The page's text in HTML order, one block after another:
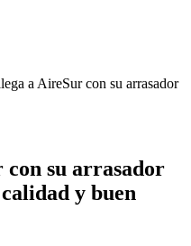
a AireSur con su arrasador
su arrasador
y buen